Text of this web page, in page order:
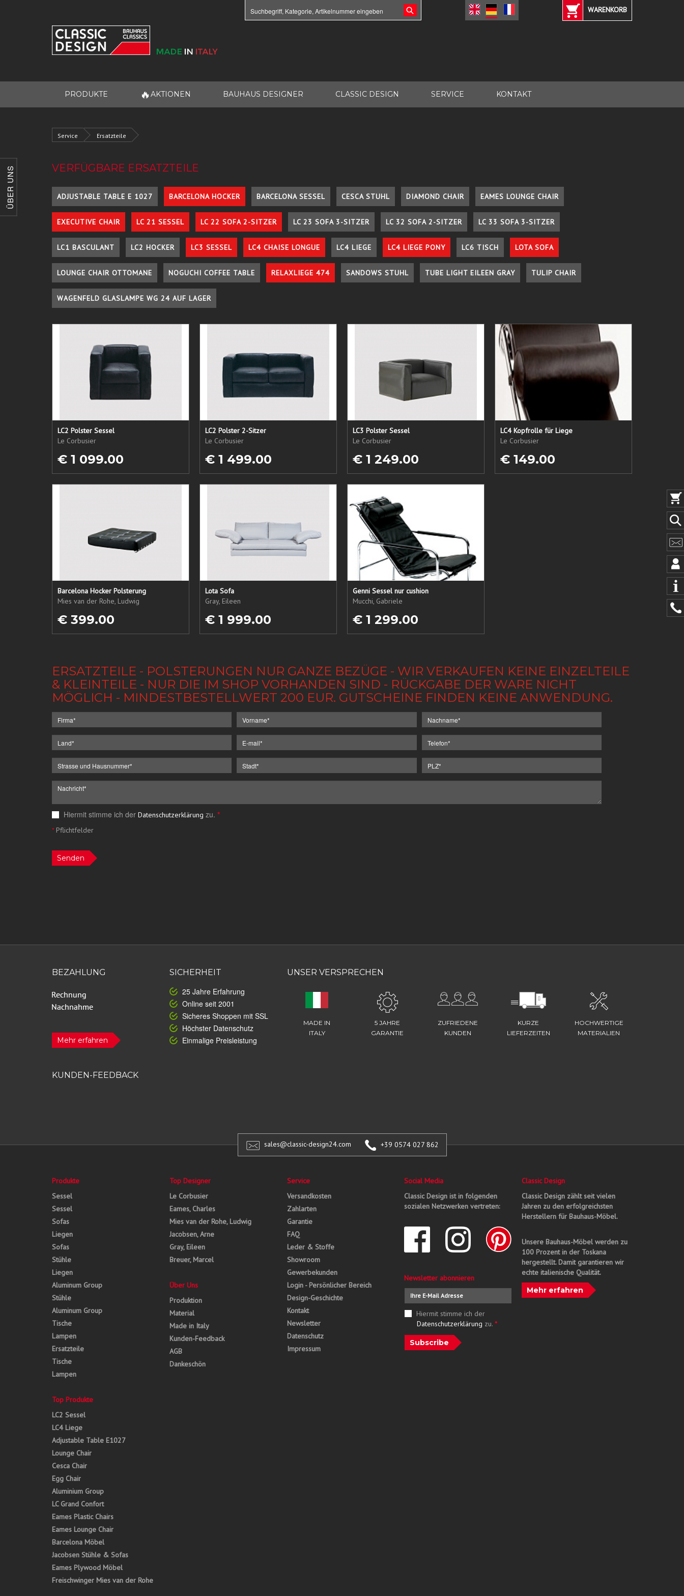
ÜBER UNS
WARENKORB
PRODUKTE 🔥 AKTIONEN BAUHAUS DESIGNER CLASSIC DESIGN SERVICE KONTAKT
Service Ersatzteile
VERFÜGBARE ERSATZTEILE
ADJUSTABLE TABLE E 1027 BARCELONA HOCKER BARCELONA SESSEL CESCA STUHL DIAMOND CHAIR EAMES LOUNGE CHAIR
EXECUTIVE CHAIR LC 21 SESSEL LC 22 SOFA 2-SITZER LC 23 SOFA 3-SITZER LC 32 SOFA 2-SITZER LC 33 SOFA 3-SITZER
LC1 BASCULANT LC2 HOCKER LC3 SESSEL LC4 CHAISE LONGUE LC4 LIEGE LC4 LIEGE PONY LC6 TISCH LOTA SOFA
LOUNGE CHAIR OTTOMANE NOGUCHI COFFEE TABLE RELAXLIEGE 474 SANDOWS STUHL TUBE LIGHT EILEEN GRAY TULIP CHAIR
WAGENFELD GLASLAMPE WG 24 AUF LAGER
LC2 Polster Sessel
Le Corbusier
€ 1 099.00
LC2 Polster 2-Sitzer
Le Corbusier
€ 1 499.00
LC3 Polster Sessel
Le Corbusier
€ 1 249.00
LC4 Kopfrolle für Liege
Le Corbusier
€ 149.00
Barcelona Hocker Polsterung
Mies van der Rohe, Ludwig
€ 399.00
Lota Sofa
Gray, Eileen
€ 1 999.00
Genni Sessel nur cushion
Mucchi, Gabriele
€ 1 299.00
ERSATZTEILE - POLSTERUNGEN NUR GANZE BEZÜGE - WIR VERKAUFEN KEINE EINZELTEILE
& KLEINTEILE - NUR DIE IM SHOP VORHANDEN SIND - RÜCKGABE DER WARE NICHT
MÖGLICH - MINDESTBESTELLWERT 200 EUR. GUTSCHEINE FINDEN KEINE ANWENDUNG.
Hiermit stimme ich der Datenschutzerklärung zu. *
*Pflichtfelder
Senden
BEZAHLUNG
Mehr erfahren
SICHERHEIT
25 Jahre Erfahrung
Online seit 2001
Sicheres Shoppen mit SSL
Höchster Datenschutz
Einmalige Preisleistung
UNSER VERSPRECHEN
MADE IN
ITALY
5 JAHRE
GARANTIE
ZUFRIEDENE
KUNDEN
KURZE
LIEFERZEITEN
HOCHWERTIGE
MATERIALIEN
KUNDEN-FEEDBACK
sales@classic-design24.com +39 0574 027 862
Produkte
Sessel
Sessel
Sofas
Liegen
Sofas
Stühle
Liegen
Aluminum Group
Stühle
Aluminum Group
Tische
Lampen
Ersatzteile
Tische
Lampen
Top Produkte
LC2 Sessel
LC4 Liege
Adjustable Table E1027
Lounge Chair
Cesca Chair
Egg Chair
Aluminium Group
LC Grand Confort
Eames Plastic Chairs
Eames Lounge Chair
Barcelona Möbel
Jacobsen Stühle & Sofas
Eames Plywood Möbel
Freischwinger Mies van der Rohe
Top Designer
Le Corbusier
Eames, Charles
Mies van der Rohe, Ludwig
Jacobsen, Arne
Gray, Eileen
Breuer, Marcel
Über Uns
Produktion
Material
Made in Italy
Kunden-Feedback
AGB
Dankeschön
Service
Versandkosten
Zahlarten
Garantie
FAQ
Leder & Stoffe
Showroom
Gewerbekunden
Login - Persönlicher Bereich
Design-Geschichte
Kontakt
Newsletter
Datenschutz
Impressum
Social Media
Classic Design ist in folgenden
sozialen Netzwerken vertreten:
Newsletter abonnieren
Hiermit stimme ich der
Datenschutzerklärung zu. *
Subscribe
Classic Design
Classic Design zählt seit vielen
Jahren zu den erfolgreichsten
Herstellern für Bauhaus-Möbel.
Unsere Bauhaus-Möbel werden zu
100 Prozent in der Toskana
hergestellt. Damit garantieren wir
echte italienische Qualität.
Mehr erfahren